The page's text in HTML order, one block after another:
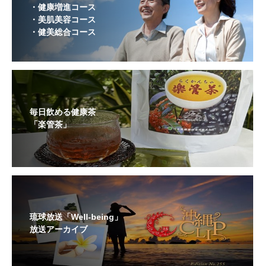
・健康増進コース
・美肌美容コース
・健美総合コース
毎日飲める健康茶
「楽管茶」
琉球放送「Well-being」
放送アーカイブ